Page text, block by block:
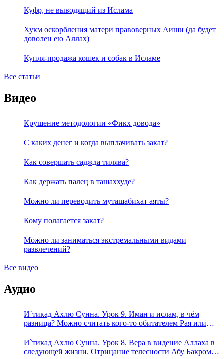
Куфр, не выводящий из Ислама
Хукм оскорбления матери правоверных Аиши (да будет
доволен ею Аллах)
Купля-продажа кошек и собак в Исламе
Все статьи
Видео
Крушение методологии «Фикх довода»
С каких денег и когда выплачивать закат?
Как совершать саджда тилява?
Как держать палец в ташаххуде?
Можно ли переводить муташабихат аяты?
Кому полагается закат?
Можно ли заниматься экстремальными видами
развлечений?
Все видео
Аудио
И`тикад Ахлю Сунна. Урок 9. Иман и ислам, в чём
разница? Можно считать кого-то обитателем Рая или
И`тикад Ахлю Сунна. Урок 8. Вера в видение Аллаха в
следующей жизни. Отрицание телесности Абу Бакром